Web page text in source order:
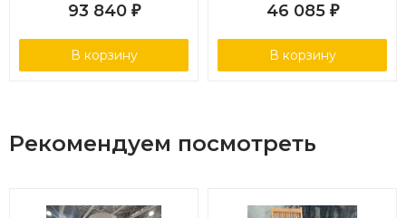
93 840 ₽
В корзину
46 085 ₽
В корзину
Рекомендуем посмотреть